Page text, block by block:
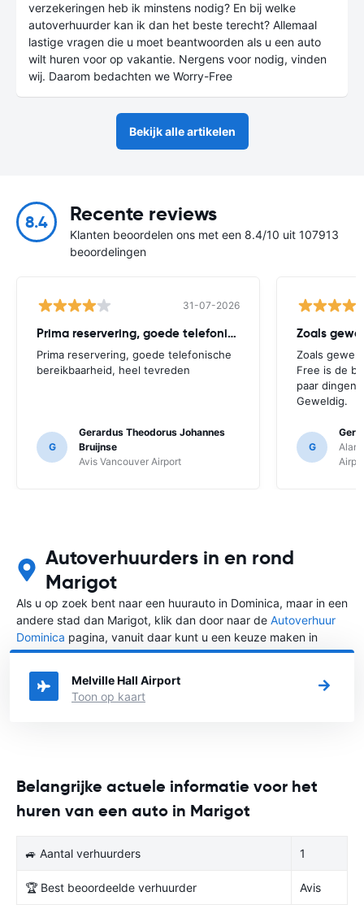
verzekeringen heb ik minstens nodig? En bij welke
autoverhuurder kan ik dan het beste terecht? Allemaal
lastige vragen die u moet beantwoorden als u een auto
wilt huren voor op vakantie. Nergens voor nodig, vinden
wij. Daarom bedachten we Worry-Free
Bekijk alle artikelen
8.4 Recente reviews
Klanten beoordelen ons met een 8.4/10 uit 107913
beoordelingen
31-07-2026
Prima reservering, goede telefonische bereikbaarheid
Prima reservering, goede telefonische
bereikbaarheid, heel tevreden
G
Gerardus Theodorus Johannes
Bruijnse
Avis Vancouver Airport
Zoals
Free is de
paar dingen
Geweldig.
G
Ger
Autoverhuurders in en rond
Marigot
Als u op zoek bent naar een huurauto in Dominica, maar in een
andere stad dan Marigot, klik dan door naar de Autoverhuur
Dominica pagina, vanuit daar kunt u een keuze maken in
welke stad in Dominica u een auto huren wilt.
Melville Hall Airport
Toon op kaart
Belangrijke actuele informatie voor het
huren van een auto in Marigot
🚙 Aantal verhuurders 1
🏆 Best beoordeelde verhuurder Avis